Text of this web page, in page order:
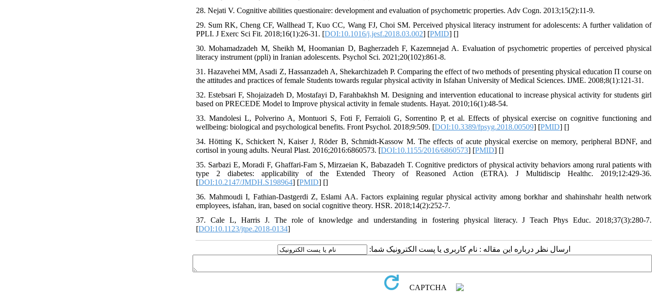
28. Nejati V. Cognitive abilities questionaire: development and evaluation of psychometric properties. Adv Cogn. 2013;15(2):11-9.
29. Sum RK, Cheng CF, Wallhead T, Kuo CC, Wang FJ, Choi SM. Perceived physical literacy instrument for adolescents: A further validation of
PPLI. J Exerc Sci Fit. 2018;16(1):26-31. [DOI:10.1016/j.jesf.2018.03.002] [PMID] []
30. Mohamadzadeh M, Sheikh M, Hoomanian D, Bagherzadeh F, Kazemnejad A. Evaluation of psychometric properties of perceived physical
literacy instrument (ppli) in Iranian adolescents. Psychol Sci. 2021;20(102):861-8.
31. Hazavehei MM, Asadi Z, Hassanzadeh A, Shekarchizadeh P. Comparing the effect of two methods of presenting physical education Π course on
the attitudes and practices of female Students towards regular physical activity in Isfahan University of Medical Sciences. IJME. 2008;8(1):121-31.
32. Estebsari F, Shojaizadeh D, Mostafayi D, Farahbakhsh M. Designing and intervention educational to increase physical activity for students girl
based on PRECEDE Model to Improve physical activity in female students. Hayat. 2010;16(1):48-54.
33. Mandolesi L, Polverino A, Montuori S, Foti F, Ferraioli G, Sorrentino P, et al. Effects of physical exercise on cognitive functioning and
wellbeing: biological and psychological benefits. Front Psychol. 2018;9:509. [DOI:10.3389/fpsyg.2018.00509] [PMID] []
34. Hötting K, Schickert N, Kaiser J, Röder B, Schmidt-Kassow M. The effects of acute physical exercise on memory, peripheral BDNF, and
cortisol in young adults. Neural Plast. 2016;2016:6860573. [DOI:10.1155/2016/6860573] [PMID] []
35. Sarbazi E, Moradi F, Ghaffari-Fam S, Mirzaeian K, Babazadeh T. Cognitive predictors of physical activity behaviors among rural patients with
type 2 diabetes: applicability of the Extended Theory of Reasoned Action (ETRA). J Multidiscip Healthc. 2019;12:429-36.
[DOI:10.2147/JMDH.S198964] [PMID] []
36. Mahmoudi I, Fathian-Dastgerdi Z, Eslami AA. Factors explaining regular physical activity among borkhar and shahinshahr health network
employees, isfahan, iran, based on social cognitive theory. HSR. 2018;14(2):252-7.
37. Cale L, Harris J. The role of knowledge and understanding in fostering physical literacy. J Teach Phys Educ. 2018;37(3):280-7.
[DOI:10.1123/jtpe.2018-0134]
ارسال نظر درباره این مقاله : نام کاربری یا پست الکترونیک شما: